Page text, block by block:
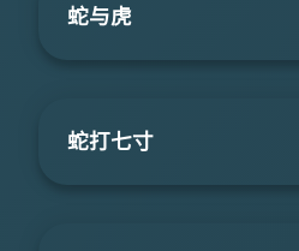
蛇与虎
蛇打七寸